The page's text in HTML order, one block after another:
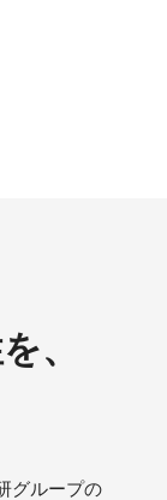
、
グループの